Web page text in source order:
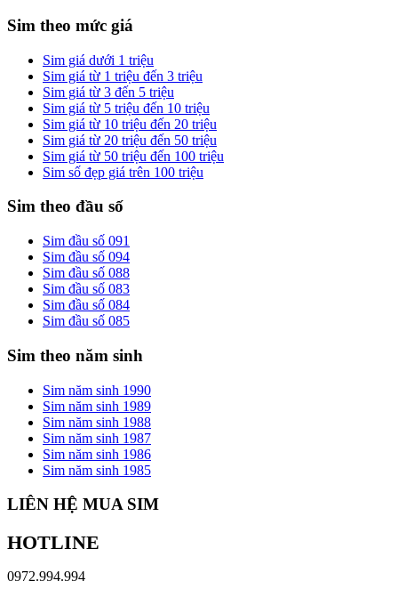
Sim theo mức giá
Sim giá dưới 1 triệu
Sim giá từ 1 triệu đến 3 triệu
Sim giá từ 3 đến 5 triệu
Sim giá từ 5 triệu đến 10 triệu
Sim giá từ 10 triệu đến 20 triệu
Sim giá từ 20 triệu đến 50 triệu
Sim giá từ 50 triệu đến 100 triệu
Sim số đẹp giá trên 100 triệu
Sim theo đầu số
Sim đầu số 091
Sim đầu số 094
Sim đầu số 088
Sim đầu số 083
Sim đầu số 084
Sim đầu số 085
Sim theo năm sinh
Sim năm sinh 1990
Sim năm sinh 1989
Sim năm sinh 1988
Sim năm sinh 1987
Sim năm sinh 1986
Sim năm sinh 1985
LIÊN HỆ MUA SIM
HOTLINE
0972.994.994